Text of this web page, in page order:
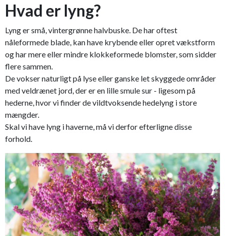
Hvad er lyng?
Lyng er små, vintergrønne halvbuske. De har oftest
nåleformede blade, kan have krybende eller opret vækstform
og har mere eller mindre klokkeformede blomster, som sidder
flere sammen.
De vokser naturligt på lyse eller ganske let skyggede områder
med veldrænet jord, der er en lille smule sur - ligesom på
hederne, hvor vi finder de vildtvoksende hedelyng i store
mængder.
Skal vi have lyng i haverne, må vi derfor efterligne disse
forhold.